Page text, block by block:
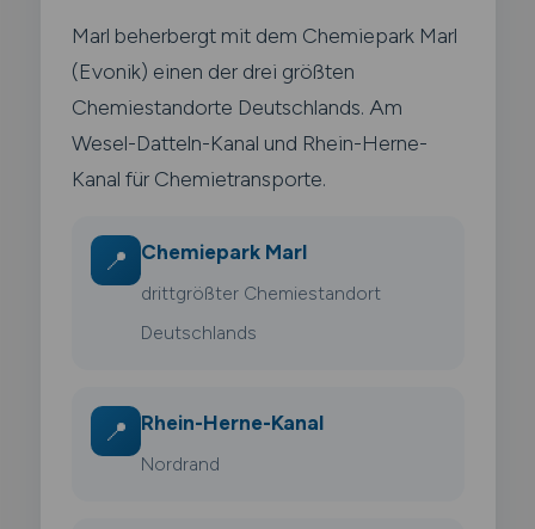
Marl beherbergt mit dem Chemiepark Marl
(Evonik) einen der drei größten
Chemiestandorte Deutschlands. Am
Wesel-Datteln-Kanal und Rhein-Herne-
Kanal für Chemietransporte.
📍 Chemiepark Marl
drittgrößter Chemiestandort
Deutschlands
📍 Rhein-Herne-Kanal
Nordrand